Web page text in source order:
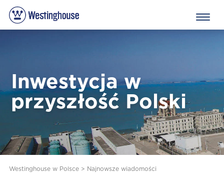
Inwestycja w
przyszłość Polski
Westinghouse w Polsce> Najnowsze wiadomości